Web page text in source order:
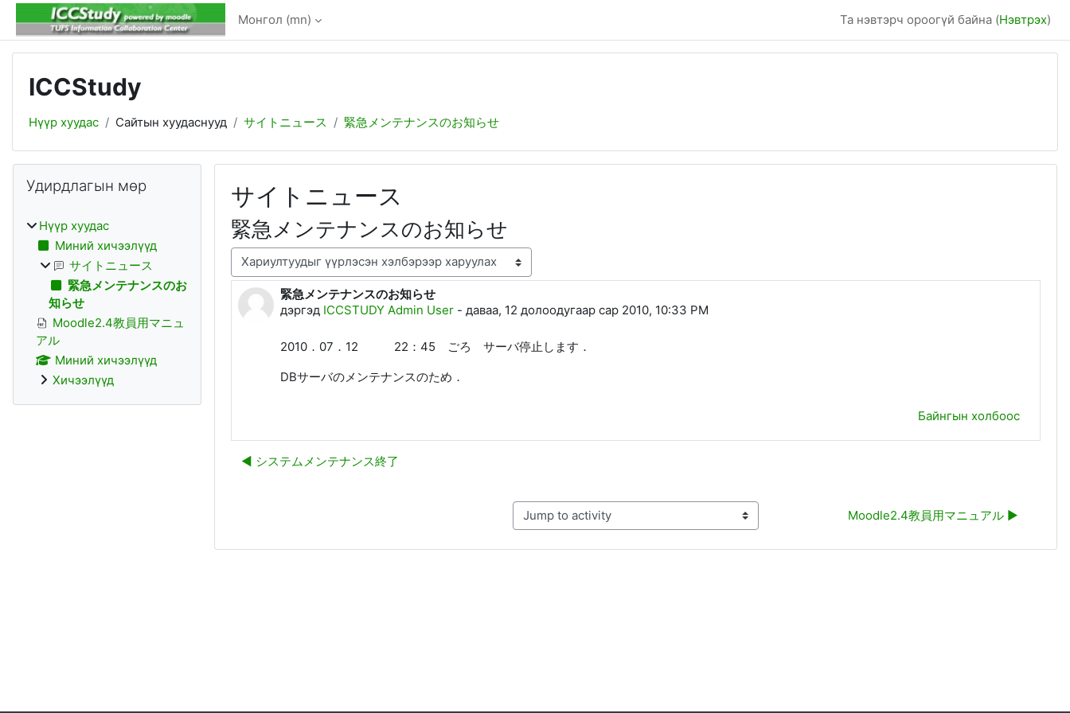
Үндсэн агуулга руу шилжих
Монгол ‎(mn)‎ Та нэвтэрч ороогүй байна (Нэвтрэх)
ICCStudy
Нүүр хуудас Сайтын хуудаснууд サイトニュース 緊急メンテナンスのお知らせ
サイトニュース
緊急メンテナンスのお知らせ
Харуулах горим
緊急メンテナンスのお知らせ
дэргэд ICCSTUDY Admin User- даваа, 12 долоодугаар сар 2010, 10:33 PM
Хариу нийтлэлийн тоо: 0
2010．07．12 22：45 ごろ サーバ停止します．
DBサーバのメンテナンスのため．
Байнгын холбоос
◀︎ システムメンテナンス終了
Jump to activity Moodle2.4教員用マニュアル ▶︎
Блокууд
Удирдлагын мөр
Нүүр хуудас
Миний хичээлүүд
サイトニュース
緊急メンテナンスのお
知らせ
Moodle2.4教員用マニュ
アル
Миний хичээлүүд
Хичээлүүд